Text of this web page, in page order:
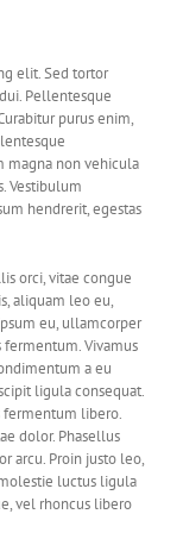
elit. Sed tortor
Pellentesque
purus enim,
magna non vehicula
Vestibulum
hendrerit, egestas
orci, vitae congue
aliquam leo eu,
eu, ullamcorper
Vivamus
a eu
ligula consequat.
fermentum libero.
dolor. Phasellus
arcu. Proin justo leo,
luctus ligula
vel rhoncus libero